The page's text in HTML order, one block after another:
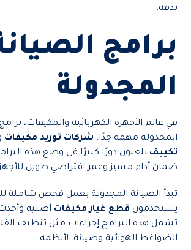
بدقة.
برامج
المجدولة
في عالم الأجهزة الكهربائية والمكيفات،
المجدولة مهمة جدًا. شركات توريد مكيفات
تكييف يلعبون دورًا كبيرًا في وضع هذه
ضمان أداء متميز وعمر افتراضي طويل
تبدأ الصيانة المجدولة بعمل فحص شاملة
يستخدمون قطع غيار مكيفات أصلية
تشمل هذه البرامج إجراءات مثل تنظيف
الضواغط الهوائية وصيانة الأنظمة.